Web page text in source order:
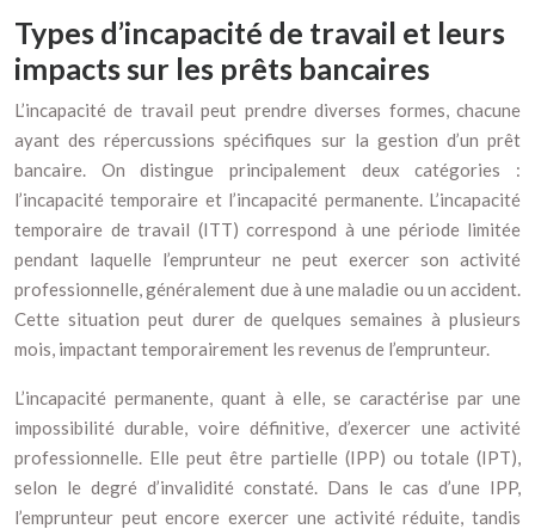
Types d’incapacité de travail et leurs
impacts sur les prêts bancaires
L’incapacité de travail peut prendre diverses formes, chacune
ayant des répercussions spécifiques sur la gestion d’un prêt
bancaire. On distingue principalement deux catégories :
l’incapacité temporaire et l’incapacité permanente. L’incapacité
temporaire de travail (ITT) correspond à une période limitée
pendant laquelle l’emprunteur ne peut exercer son activité
professionnelle, généralement due à une maladie ou un accident.
Cette situation peut durer de quelques semaines à plusieurs
mois, impactant temporairement les revenus de l’emprunteur.
L’incapacité permanente, quant à elle, se caractérise par une
impossibilité durable, voire définitive, d’exercer une activité
professionnelle. Elle peut être partielle (IPP) ou totale (IPT),
selon le degré d’invalidité constaté. Dans le cas d’une IPP,
l’emprunteur peut encore exercer une activité réduite, tandis